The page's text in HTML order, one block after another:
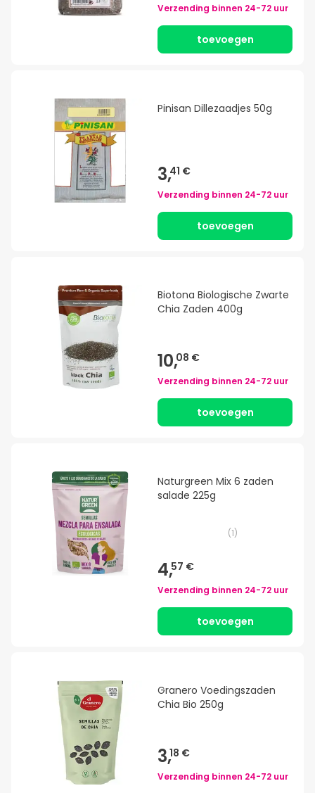
Verzending binnen 24-72 uur
toevoegen
Pinisan Dillezaadjes 50g
3,41 €
Verzending binnen 24-72 uur
toevoegen
Biotona Biologische Zwarte
Chia Zaden 400g
10,08 €
Verzending binnen 24-72 uur
toevoegen
Naturgreen Mix 6 zaden
salade 225g
(1)
4,57 €
Verzending binnen 24-72 uur
toevoegen
Granero Voedingszaden
Chia Bio 250g
3,18 €
Verzending binnen 24-72 uur